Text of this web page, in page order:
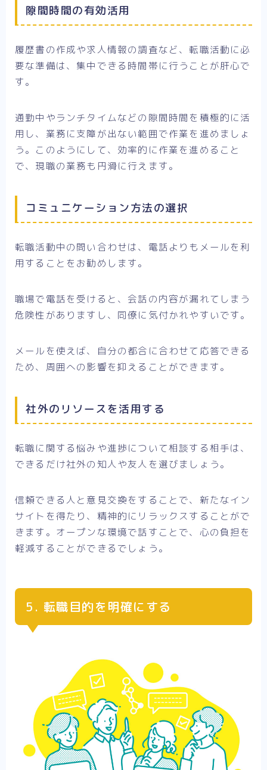
隙間時間の有効活用
履歴書の作成や求人情報の調査など、転職活動に必
要な準備は、集中できる時間帯に行うことが肝心で
す。
通勤中やランチタイムなどの隙間時間を積極的に活
用し、業務に支障が出ない範囲で作業を進めましょ
う。このようにして、効率的に作業を進めること
で、現職の業務も円滑に行えます。
コミュニケーション方法の選択
転職活動中の問い合わせは、電話よりもメールを利
用することをお勧めします。
職場で電話を受けると、会話の内容が漏れてしまう
危険性がありますし、同僚に気付かれやすいです。
メールを使えば、自分の都合に合わせて応答できる
ため、周囲への影響を抑えることができます。
社外のリソースを活用する
転職に関する悩みや進捗について相談する相手は、
できるだけ社外の知人や友人を選びましょう。
信頼できる人と意見交換をすることで、新たなイン
サイトを得たり、精神的にリラックスすることがで
きます。オープンな環境で話すことで、心の負担を
軽減することができるでしょう。
5. 転職目的を明確にする